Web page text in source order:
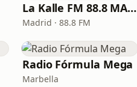
La Kalle FM 88.8 MADRID
Madrid · 88.8 FM
Radio Fórmula Mega
Marbella